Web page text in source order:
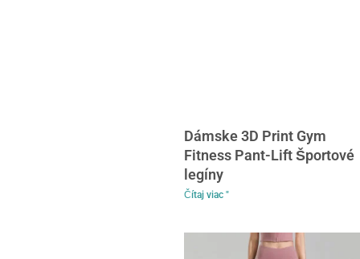
Dámske 3D Print Gym
Fitness Pant-Lift Športové
legíny
Čítaj viac "